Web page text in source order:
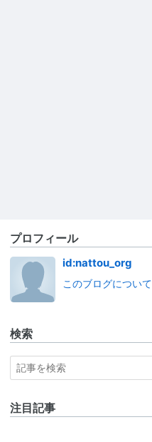
プロフィール
id:nattou_org
このブログについて
検索
注目記事